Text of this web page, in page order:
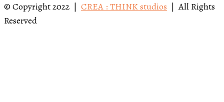
© Copyright 2022 | CREA : THINK studios | All Rights
Reserved